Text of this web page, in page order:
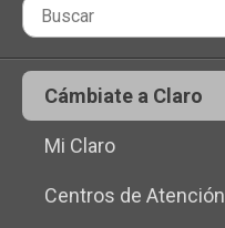
Cámbiate a Claro
Mi Claro
Centros de Atención